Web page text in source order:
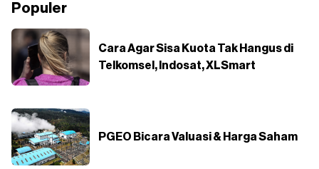
Populer
Cara Agar Sisa Kuota Tak Hangus di
Telkomsel, Indosat, XLSmart
PGEO Bicara Valuasi & Harga Saham